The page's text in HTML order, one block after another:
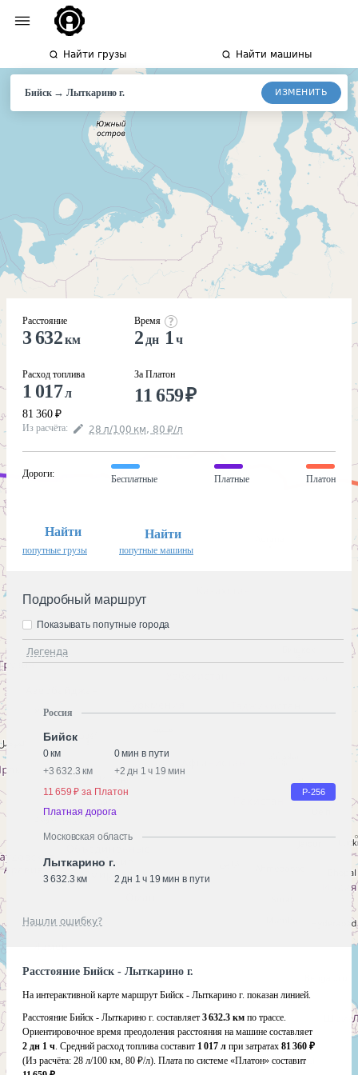
Найти грузы Найти машины
Бийск→Лыткариног. ИЗМЕНИТЬ
Расстояние
3 632км
Расход топлива
1 017л
81 360 ₽
Время
2 дн 1 ч
За Платон
11 659₽
Из расчёта: 28 л/100 км, 80 ₽/л
Дороги:
Бесплатные Платные Платон
Найти
попутные грузы
Найти
попутные машины
Подробный маршрут
Легенда
Показывать попутные города
Россия
Бийск
0 км
0 мин в пути
+3 632.3 км +2 дн 1 ч 19 мин
11 659 ₽ за Платон
Р-256
Платная дорога
Московская область
Лыткарино г.
3 632.3 км 2 дн 1 ч 19 мин в пути
Нашли ошибку?
Расстояние Бийск - Лыткарино г.
На интерактивной карте маршрут Бийск - Лыткарино г. показан линией.
Расстояние Бийск - Лыткарино г. составляет 3 632.3 км по трассе.
Ориентировочное время преодоления расстояния на машине составляет
2 дн 1 ч. Средний расход топлива составит 1 017 л при затратах 81 360 ₽
(Из расчёта: 28 л/100 км, 80 ₽/л). Плата по системе «Платон» составит